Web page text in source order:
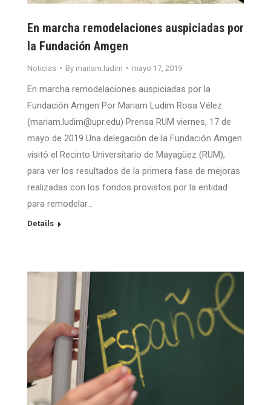
En marcha remodelaciones auspiciadas por
la Fundación Amgen
Noticias By mariam.ludim mayo 17, 2019
En marcha remodelaciones auspiciadas por la
Fundación Amgen Por Mariam Ludim Rosa Vélez
(mariam.ludim@upr.edu) Prensa RUM viernes, 17 de
mayo de 2019 Una delegación de la Fundación Amgen
visitó el Recinto Universitario de Mayagüez (RUM),
para ver los resultados de la primera fase de mejoras
realizadas con los fondos provistos por la entidad
para remodelar…
Details